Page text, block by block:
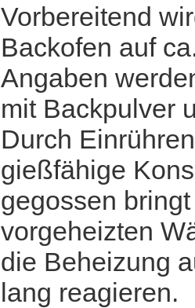
Vorbereitend
Backofen auf
Angaben
mit Backpulver
Durch
gießfähige
gegossen
vorgeheizten
die Beheizung
lang reagieren.